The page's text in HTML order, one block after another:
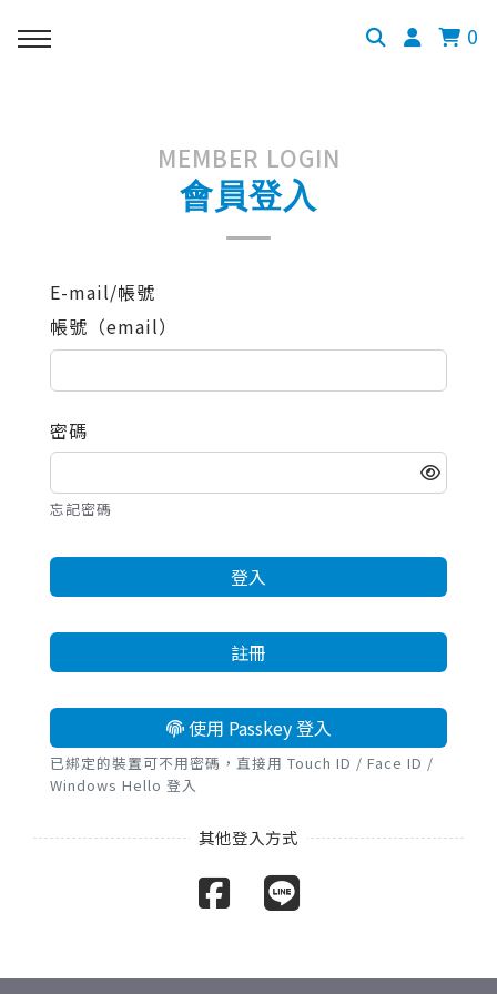
0
MEMBER LOGIN
會員登入
E-mail/帳號
帳號（email）
密碼
忘記密碼
登入
註冊
使用 Passkey 登入
已綁定的裝置可不用密碼，直接用 Touch ID / Face ID /
Windows Hello 登入